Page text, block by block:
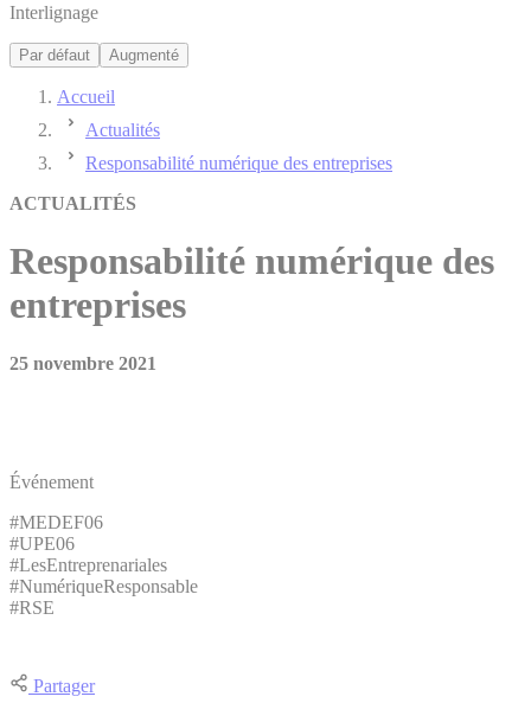
Interlignage
Par défaut Augmenté
Accueil
Actualités
Responsabilité numérique des entreprises
ACTUALITÉS
Responsabilité numérique des
entreprises
25 novembre 2021
Événement
#MEDEF06
#UPE06
#LesEntreprenariales
#NumériqueResponsable
#RSE
Partager